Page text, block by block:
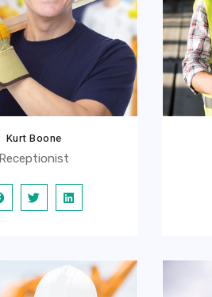
Kurt Boone
Receptionist